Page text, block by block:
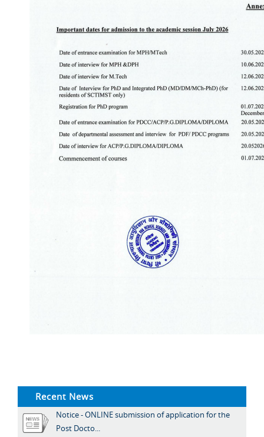
Recent News
Notice - ONLINE submission of application for the
Post Docto...